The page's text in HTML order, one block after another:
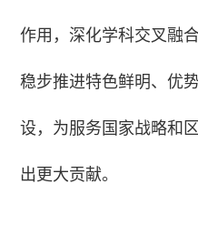
作用，深化学科交叉融
稳步推进特色鲜明、优
设，为服务国家战略和
出更大贡献。